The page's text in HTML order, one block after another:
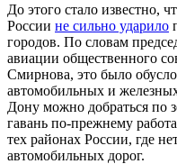
До этого стало известно,
России не сильно ударило
городов. По словам
авиации общественного
Смирнова, это было
автомобильных и
Дону можно добраться по
гавань по-прежнему
тех районах России, где
автомобильных дорог.